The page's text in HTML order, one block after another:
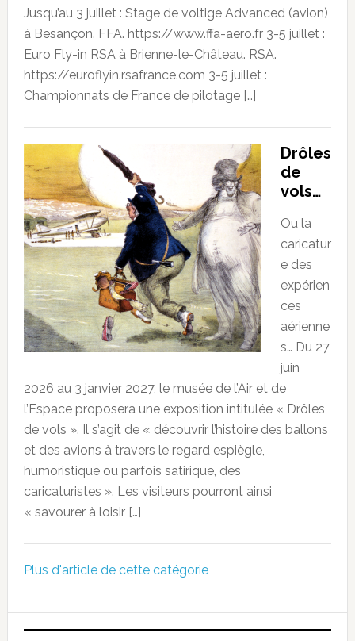
Jusqu’au 3 juillet : Stage de voltige Advanced (avion)
à Besançon. FFA. https://www.ffa-aero.fr 3-5 juillet :
Euro Fly-in RSA à Brienne-le-Château. RSA.
https://euroflyin.rsafrance.com 3-5 juillet :
Championnats de France de pilotage […]
Drôles
de
vols…
Ou la
caricatur
e des
expérien
ces
aérienne
s… Du 27
juin
2026 au 3 janvier 2027, le musée de l’Air et de
l’Espace proposera une exposition intitulée « Drôles
de vols ». Il s’agit de « découvrir l’histoire des ballons
et des avions à travers le regard espiègle,
humoristique ou parfois satirique, des
caricaturistes ». Les visiteurs pourront ainsi
« savourer à loisir […]
Plus d'article de cette catégorie